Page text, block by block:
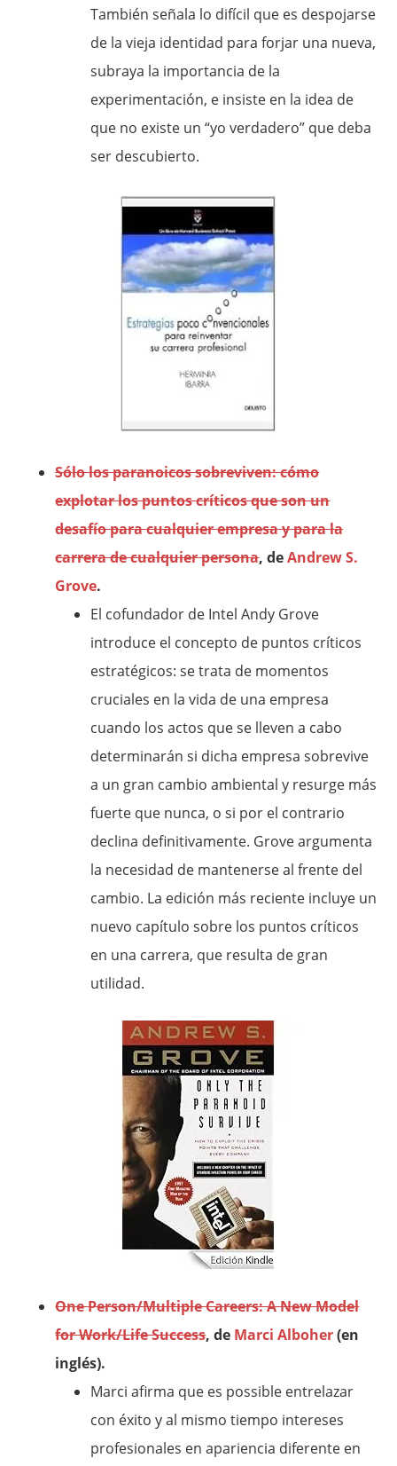
También señala lo difícil que es despojarse
de la vieja identidad para forjar una nueva,
subraya la importancia de la
experimentación, e insiste en la idea de
que no existe un “yo verdadero” que deba
ser descubierto.
Sólo los paranoicos sobreviven: cómo
explotar los puntos críticos que son un
desafío para cualquier empresa y para la
carrera de cualquier persona, deAndrew S.
Grove.
El cofundador de Intel Andy Grove
introduce el concepto de puntos críticos
estratégicos: se trata de momentos
cruciales en la vida de una empresa
cuando los actos que se lleven a cabo
determinarán si dicha empresa sobrevive
a un gran cambio ambiental y resurge más
fuerte que nunca, o si por el contrario
declina definitivamente. Grove argumenta
la necesidad de mantenerse al frente del
cambio. La edición más reciente incluye un
nuevo capítulo sobre los puntos críticos
en una carrera, que resulta de gran
utilidad.
One Person/Multiple Careers: A New Model
for Work/Life Success, de Marci Alboher(en
inglés).
Marci afirma que es possible entrelazar
con éxito y al mismo tiempo intereses
profesionales en apariencia diferente en